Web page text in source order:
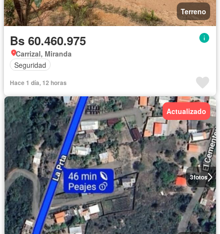
Terreno
Bs 60.460.975
Carrizal, Miranda
Seguridad
Hace 1 día, 12 horas
3fotos
Actualizado